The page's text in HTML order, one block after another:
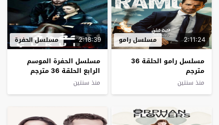
2:11:24 مسلسل رامو
مسلسل رامو الحلقة 36
مترجم
منذ سنتين
2:18:39 مسلسل الحفرة
مسلسل الحفرة الموسم
الرابع الحلقة 36 مترجم
منذ سنتين